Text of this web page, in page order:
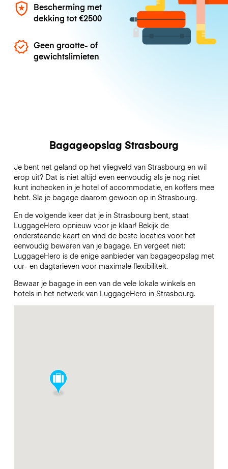
Bescherming met
dekking tot€2500
Geen grootte- of
gewichtslimieten
Bagageopslag Strasbourg
Je bent net geland op het vliegveld van Strasbourg en wil
erop uit? Dat is niet altijd even eenvoudig als je nog niet
kunt inchecken in je hotel of accommodatie, en koffers mee
hebt. Sla je bagage daarom gewoon op in Strasbourg.
En de volgende keer dat je in Strasbourg bent, staat
LuggageHero opnieuw voor je klaar! Bekijk de
onderstaande kaart en vind de beste locaties voor het
eenvoudig bewaren van je bagage. En vergeet niet:
LuggageHero is de enige aanbieder van bagageopslag met
uur- en dagtarieven voor maximale flexibiliteit.
Bewaar je bagage in een van de vele lokale winkels en
hotels in het netwerk van LuggageHero in Strasbourg.